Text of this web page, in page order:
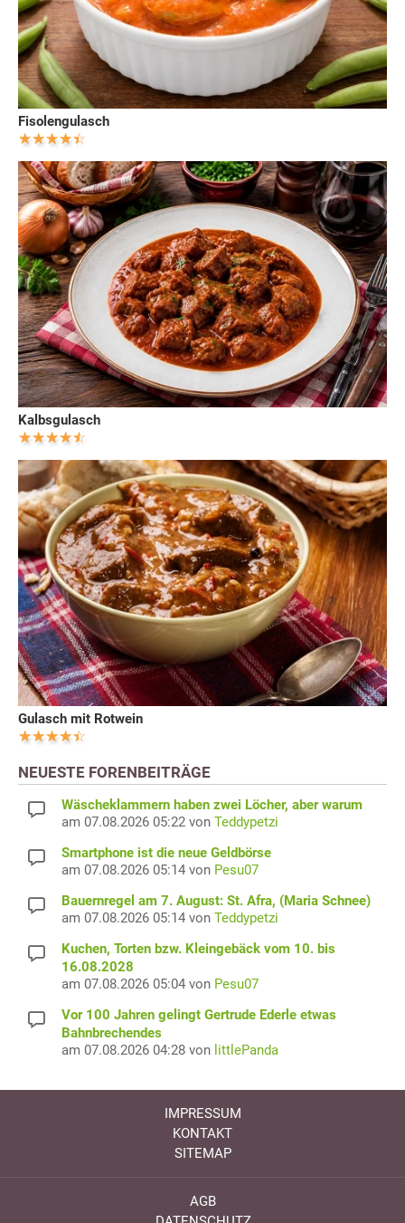
Fisolengulasch
Kalbsgulasch
Gulasch mit Rotwein
NEUESTE FORENBEITRÄGE
Wäscheklammern haben zwei Löcher, aber warum
am 07.08.2026 05:22 von Teddypetzi
Smartphone ist die neue Geldbörse
am 07.08.2026 05:14 von Pesu07
Bauernregel am 7. August: St. Afra, (Maria Schnee)
am 07.08.2026 05:14 von Teddypetzi
Kuchen, Torten bzw. Kleingebäck vom 10. bis
16.08.2028
am 07.08.2026 05:04 von Pesu07
Vor 100 Jahren gelingt Gertrude Ederle etwas
Bahnbrechendes
am 07.08.2026 04:28 von littlePanda
IMPRESSUM
KONTAKT
SITEMAP
AGB